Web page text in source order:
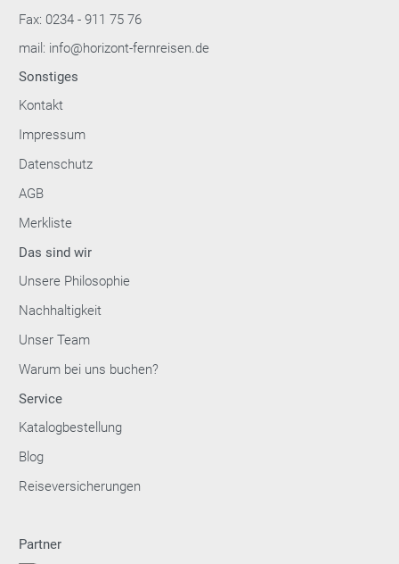
Fax: 0234 - 911 75 76
mail: info@horizont-fernreisen.de
Sonstiges
Kontakt
Impressum
Datenschutz
AGB
Merkliste
Das sind wir
Unsere Philosophie
Nachhaltigkeit
Unser Team
Warum bei uns buchen?
Service
Katalogbestellung
Blog
Reiseversicherungen
Partner